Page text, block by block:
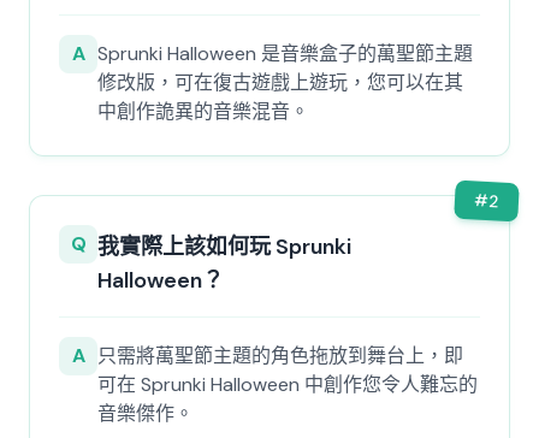
A Sprunki Halloween 是音樂盒子的萬聖節主題
修改版，可在復古遊戲上遊玩，您可以在其
中創作詭異的音樂混音。
#2
Q 我實際上該如何玩 Sprunki
Halloween？
A 只需將萬聖節主題的角色拖放到舞台上，即
可在 Sprunki Halloween 中創作您令人難忘的
音樂傑作。